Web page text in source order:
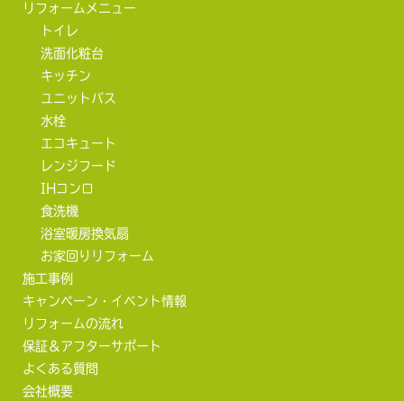
リフォームメニュー
トイレ
洗面化粧台
キッチン
ユニットバス
水栓
エコキュート
レンジフード
IHコンロ
食洗機
浴室暖房換気扇
お家回りリフォーム
施工事例
キャンペーン・イベント情報
リフォームの流れ
保証＆アフターサポート
よくある質問
会社概要